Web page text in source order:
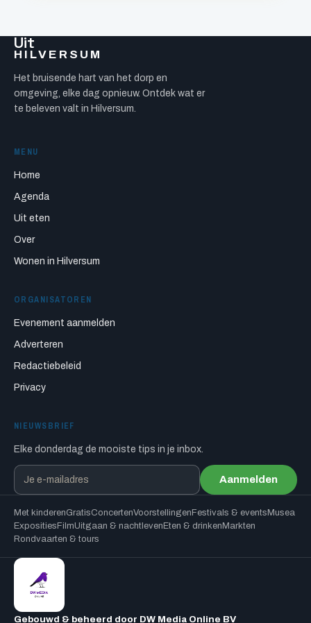
Uit
HILVERSUM
Het bruisende hart van het dorp en
omgeving, elke dag opnieuw. Ontdek wat er
te beleven valt in Hilversum.
MENU
Home
Agenda
Uit eten
Over
Wonen in Hilversum
ORGANISATOREN
Evenement aanmelden
Adverteren
Redactiebeleid
Privacy
NIEUWSBRIEF
Elke donderdag de mooiste tips in je inbox.
Aanmelden
Met kinderenGratisConcertenVoorstellingen Festivals & events Musea
Exposities FilmUitgaan & nachtleven Eten & drinken Markten
Rondvaarten & tours
Gebouwd & beheerd door DW Media Online BV